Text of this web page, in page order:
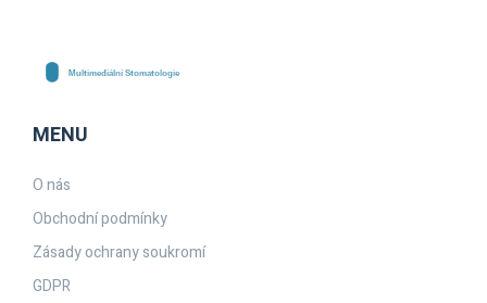
MENU
O nás
Obchodní podmínky
Zásady ochrany soukromí
GDPR